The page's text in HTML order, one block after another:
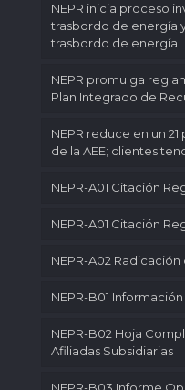
NEPR inicia proceso
trasbordo de energía
trasbordo de energía
NEPR promulga
Plan Integrado de
NEPR reduce en un
de la AEE; clientes
NEPR-A01 Citación
NEPR-A01 Citación
NEPR-A02
NEPR-B01
NEPR-B02 Hoja
Afiliadas Subsidiarias